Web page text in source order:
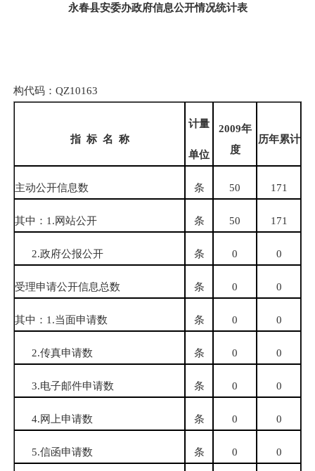
永春县安委办政府信息公开情况统计表
构代码：QZ10163
指 标 名 称
计量
单位
2009年
度
历年累计
主动公开信息数 条 50 171
其中： 1.网站公开 条 50 171
2.政府公报公开 条 0 0
受理申请公开信息总数 条 0 0
其中： 1.当面申请数 条 0 0
2.传真申请数 条 0 0
3.电子邮件申请数 条 0 0
4.网上申请数 条 0 0
5.信函申请数 条 0 0